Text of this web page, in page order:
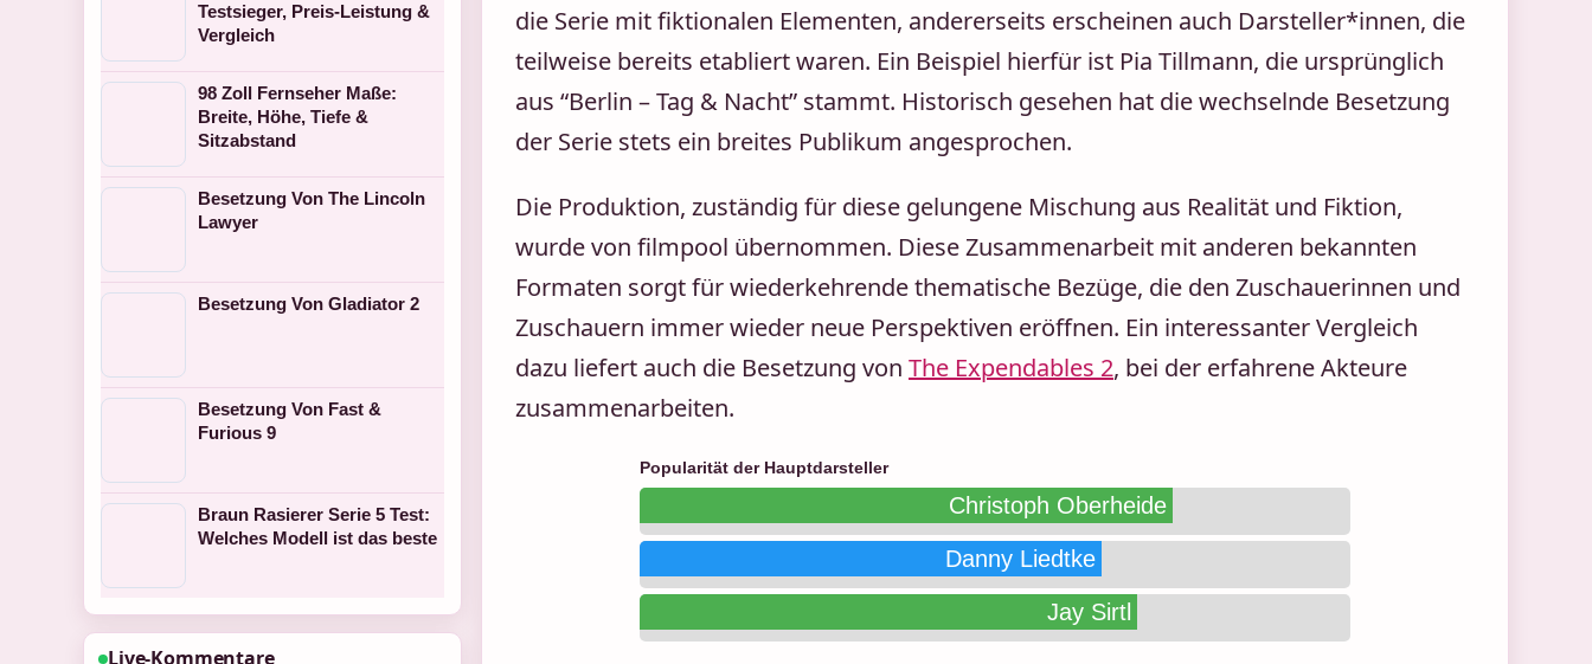
die Serie mit fiktionalen Elementen, andererseits erscheinen auch Darsteller*innen, die
teilweise bereits etabliert waren. Ein Beispiel hierfür ist Pia Tillmann, die ursprünglich
aus “Berlin – Tag & Nacht” stammt. Historisch gesehen hat die wechselnde Besetzung
der Serie stets ein breites Publikum angesprochen.
Die Produktion, zuständig für diese gelungene Mischung aus Realität und Fiktion,
wurde von filmpool übernommen. Diese Zusammenarbeit mit anderen bekannten
Formaten sorgt für wiederkehrende thematische Bezüge, die den Zuschauerinnen und
Zuschauern immer wieder neue Perspektiven eröffnen. Ein interessanter Vergleich
dazu liefert auch die Besetzung von The Expendables 2, bei der erfahrene Akteure
zusammenarbeiten.
Popularität der Hauptdarsteller
Christoph Oberheide
Danny Liedtke
Jay Sirtl
Testsieger, Preis-Leistung &
Vergleich
98 Zoll Fernseher Maße:
Breite, Höhe, Tiefe &
Sitzabstand
Besetzung Von The Lincoln
Lawyer
Besetzung Von Gladiator 2
Besetzung Von Fast &
Furious 9
Braun Rasierer Serie 5 Test:
Welches Modell ist das beste
Live-Kommentare